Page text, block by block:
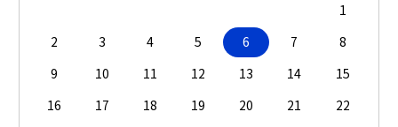
1
2
3 4 5 6 7
8
9
10 11 12 13 14
15
16
17 18 19 20 21
22